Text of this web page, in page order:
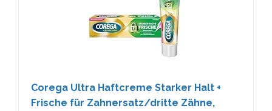
Corega Ultra Haftcreme Starker Halt +
Frische für Zahnersatz/dritte Zähne,